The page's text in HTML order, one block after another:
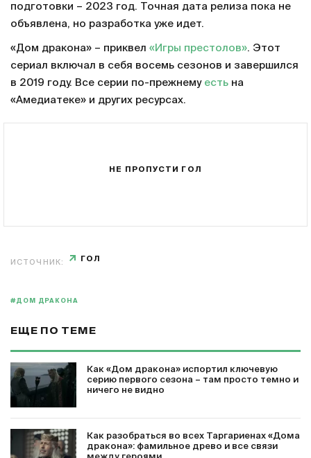
подготовки – 2023 год. Точная дата релиза пока не
объявлена, но разработка уже идет.
«Дом дракона» – приквел «Игры престолов». Этот
сериал включал в себя восемь сезонов и завершился
в 2019 году. Все серии по-прежнему есть на
«Амедиатеке» и других ресурсах.
НЕ ПРОПУСТИ ГОЛ
ИСТОЧНИК: ГОЛ
#ДОМ ДРАКОНА
ЕЩЕ ПО ТЕМЕ
Как «Дом дракона» испортил ключевую
серию первого сезона – там просто темно и
ничего не видно
Как разобраться во всех Таргариенах «Дома
дракона»: фамильное древо и все связи